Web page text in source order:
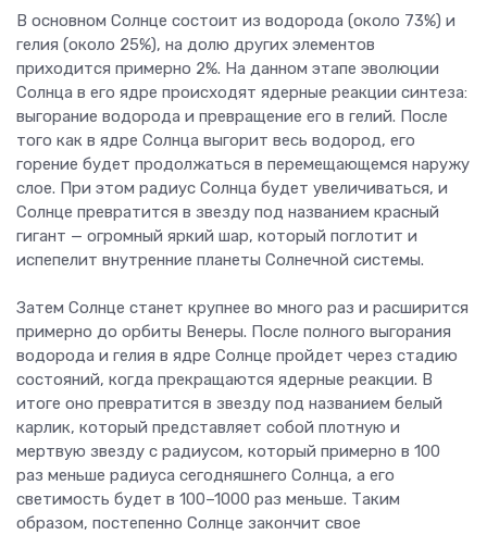
В основном Солнце состоит из водорода (около 73%) и
гелия (около 25%), на долю других элементов
приходится примерно 2%. На данном этапе эволюции
Солнца в его ядре происходят ядерные реакции синтеза:
выгорание водорода и превращение его в гелий. После
того как в ядре Солнца выгорит весь водород, его
горение будет продолжаться в перемещающемся наружу
слое. При этом радиус Солнца будет увеличиваться, и
Солнце превратится в звезду под названием красный
гигант — огромный яркий шар, который поглотит и
испепелит внутренние планеты Солнечной системы.
Затем Солнце станет крупнее во много раз и расширится
примерно до орбиты Венеры. После полного выгорания
водорода и гелия в ядре Солнце пройдет через стадию
состояний, когда прекращаются ядерные реакции. В
итоге оно превратится в звезду под названием белый
карлик, который представляет собой плотную и
мертвую звезду с радиусом, который примерно в 100
раз меньше радиуса сегодняшнего Солнца, а его
светимость будет в 100–1000 раз меньше. Таким
образом, постепенно Солнце закончит свое